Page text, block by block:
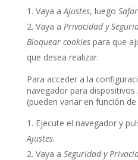
Vaya aAjustes, luego
Vaya a Privacidad y
Bloquear cookiespara que
que desea realizar.
Para acceder a la
navegador para dispositivos
(pueden variar en función
Ejecute el navegador y
Ajustes.
Vaya a Seguridad y